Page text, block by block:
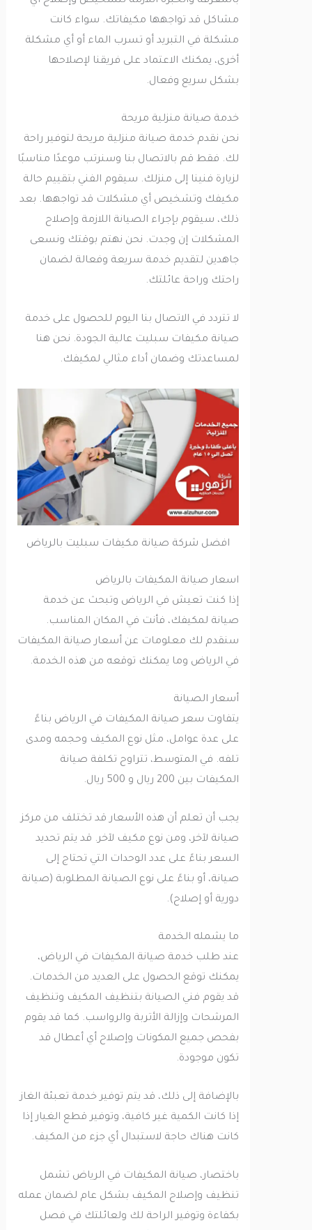
مشاكل قد تواجهها مكيفاتك. سواء كانت
مشكلة في التبريد أو تسرب الماء أو أي مشكلة
أخرى، يمكنك الاعتماد على فريقنا لإصلاحها
بشكل سريع وفعال.
خدمة صيانة منزلية مريحة
نحن نقدم خدمة صيانة منزلية مريحة لتوفير راحة
لك. فقط قم بالاتصال بنا وسنرتب موعدًا مناسبًا
لزيارة فنينا إلى منزلك. سيقوم الفني بتقييم حالة
مكيفك وتشخيص أي مشكلات قد تواجهها. بعد
ذلك، سيقوم بإجراء الصيانة اللازمة وإصلاح
المشكلات إن وجدت. نحن نهتم بوقتك ونسعى
جاهدين لتقديم خدمة سريعة وفعالة لضمان
راحتك وراحة عائلتك.
لا تتردد في الاتصال بنا اليوم للحصول على خدمة
صيانة مكيفات سبليت عالية الجودة. نحن هنا
لمساعدتك وضمان أداء مثالي لمكيفك.
افضل شركة صيانة مكيفات سبليت بالرياض
اسعار صيانة المكيفات بالرياض
إذا كنت تعيش في الرياض وتبحث عن خدمة
صيانة لمكيفك، فأنت في المكان المناسب.
سنقدم لك معلومات عن أسعار صيانة المكيفات
في الرياض وما يمكنك توقعه من هذه الخدمة.
أسعار الصيانة
يتفاوت سعر صيانة المكيفات في الرياض بناءً
على عدة عوامل، مثل نوع المكيف وحجمه ومدى
تلفه. في المتوسط، تتراوح تكلفة صيانة
المكيفات بين 200 ريال و 500 ريال.
يجب أن تعلم أن هذه الأسعار قد تختلف من مركز
صيانة لآخر، ومن نوع مكيف لآخر. قد يتم تحديد
السعر بناءً على عدد الوحدات التي تحتاج إلى
صيانة، أو بناءً على نوع الصيانة المطلوبة (صيانة
دورية أو إصلاح).
ما يشمله الخدمة
عند طلب خدمة صيانة المكيفات في الرياض،
يمكنك توقع الحصول على العديد من الخدمات.
قد يقوم فني الصيانة بتنظيف المكيف وتنظيف
المرشحات وإزالة الأتربة والرواسب. كما قد يقوم
بفحص جميع المكونات وإصلاح أي أعطال قد
تكون موجودة.
بالإضافة إلى ذلك، قد يتم توفير خدمة تعبئة الغاز
إذا كانت الكمية غير كافية، وتوفير قطع الغيار إذا
كانت هناك حاجة لاستبدال أي جزء من المكيف.
باختصار، صيانة المكيفات في الرياض تشمل
تنظيف وإصلاح المكيف بشكل عام لضمان عمله
بكفاءة وتوفير الراحة لك ولعائلتك في فصل